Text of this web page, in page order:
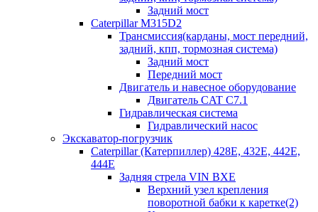
Задний мост
Caterpillar M315D2
Трансмиссия(карданы, мост передний,
задний, кпп, тормозная система)
Задний мост
Передний мост
Двигатель и навесное оборудование
Двигатель CAT C7.1
Гидравлическая система
Гидравлический насос
Экскаватор-погрузчик
Caterpillar (Катерпиллер) 428E, 432E, 442E,
444E
Задняя стрела VIN BXE
Верхний узел крепления
поворотной бабки к каретке(2)